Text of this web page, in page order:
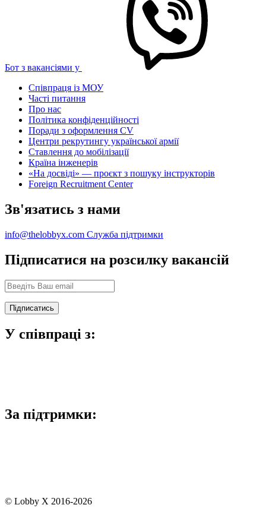
Бот з вакансіями у
Співпраця із МОУ
Часті питання
Про нас
Політика конфіденційності
Поради з оформлення CV
Центри рекрутингу української армії
Ставлення до мобілізації
Країна інженерів
«На досвіді» — проєкт з пошуку інструкторів
Foreign Recruitment Center
Зв'язатись з нами
info@thelobbyx.com Служба підтримки
Підписатися на розсилку вакансій
У співпраці з:
За підтримки:
© Lobby X 2016-2026